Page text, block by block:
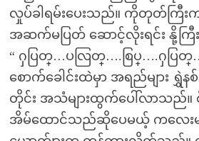
လှုပ်ခါရမ်းပေးသည်။ ကိုတုတ်ကြီ
အဆက်မပြတ် ဆောင့်လိုးရင်း နို့က
“ ႁပြတ္…ပလြတ္….စြပ္….ႁပြတ္
စောက်ခေါင်းထဲမှာ အရည်များ ရွှဲနစ်
တိုင်း အသံများထွက်ပေါ်လာသည်။
အိမ်ထောင်သည်ဆိုပေမယ့် ကလေးမမွ